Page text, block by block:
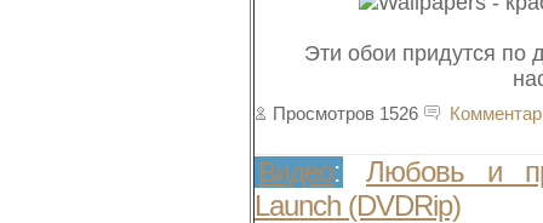
Эти обои придутся по
Просмотров 1526
Видео:
Любовь и
Launch (DVDRip)